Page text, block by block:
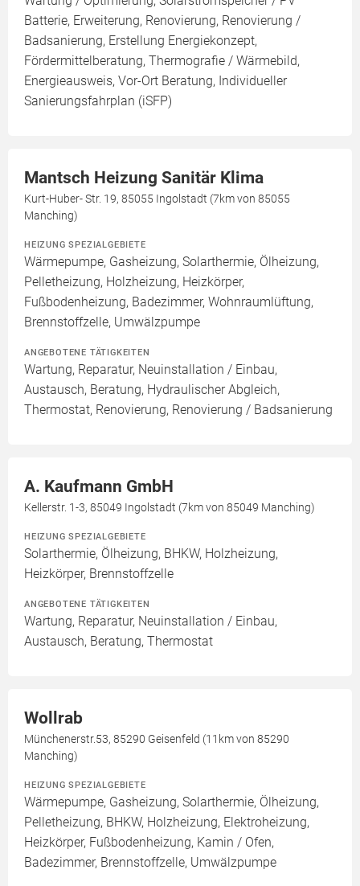
Batterie, Erweiterung, Renovierung, Renovierung /
Badsanierung, Erstellung Energiekonzept,
Fördermittelberatung, Thermografie / Wärmebild,
Energieausweis, Vor-Ort Beratung, Individueller
Sanierungsfahrplan (iSFP)
Mantsch Heizung Sanitär Klima
Kurt-Huber- Str. 19, 85055 Ingolstadt (7km von 85055
Manching)
HEIZUNG SPEZIALGEBIETE
Wärmepumpe, Gasheizung, Solarthermie, Ölheizung,
Pelletheizung, Holzheizung, Heizkörper,
Fußbodenheizung, Badezimmer, Wohnraumlüftung,
Brennstoffzelle, Umwälzpumpe
ANGEBOTENE TÄTIGKEITEN
Wartung, Reparatur, Neuinstallation / Einbau,
Austausch, Beratung, Hydraulischer Abgleich,
Thermostat, Renovierung, Renovierung / Badsanierung
A. Kaufmann GmbH
Kellerstr. 1-3, 85049 Ingolstadt (7km von 85049 Manching)
HEIZUNG SPEZIALGEBIETE
Solarthermie, Ölheizung, BHKW, Holzheizung,
Heizkörper, Brennstoffzelle
ANGEBOTENE TÄTIGKEITEN
Wartung, Reparatur, Neuinstallation / Einbau,
Austausch, Beratung, Thermostat
Wollrab
Münchenerstr.53, 85290 Geisenfeld (11km von 85290
Manching)
HEIZUNG SPEZIALGEBIETE
Wärmepumpe, Gasheizung, Solarthermie, Ölheizung,
Pelletheizung, BHKW, Holzheizung, Elektroheizung,
Heizkörper, Fußbodenheizung, Kamin / Ofen,
Badezimmer, Brennstoffzelle, Umwälzpumpe